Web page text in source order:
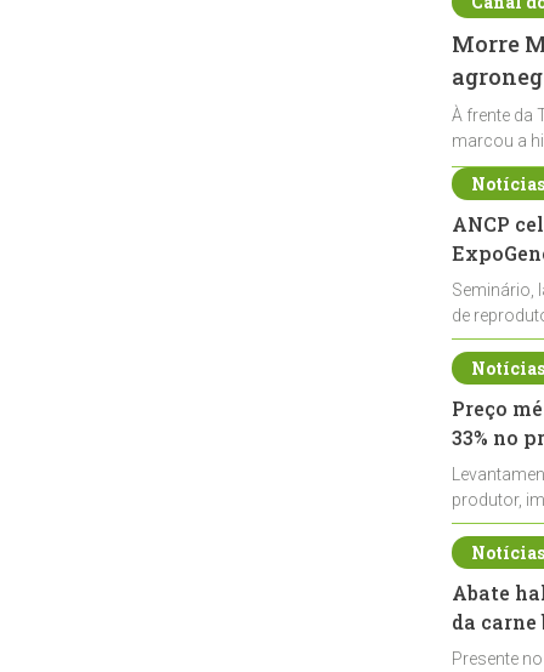
Morre
À frente da
marcou a
ANCP
Seminário,
de
durante a
Preço
33% no
produtor,
de leite cru
Abate
da
Presente